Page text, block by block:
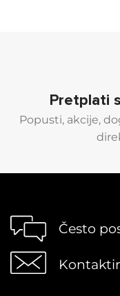
Pretplati
Popusti, akcije,
Često